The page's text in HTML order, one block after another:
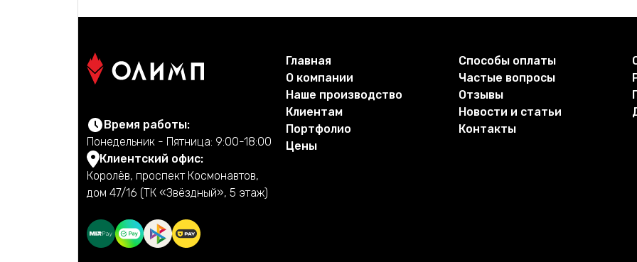
Время работы:
Понедельник - Пятница: 9:00-18:00
Клиентский офис:
Королёв, проспект Космонавтов,
дом 47/16 (ТК «Звёздный», 5 этаж)
Главная
О компании
Наше производство
Клиентам
Портфолио
Цены
Способы оплаты
Частые вопросы
Отзывы
Новости и статьи
Контакты